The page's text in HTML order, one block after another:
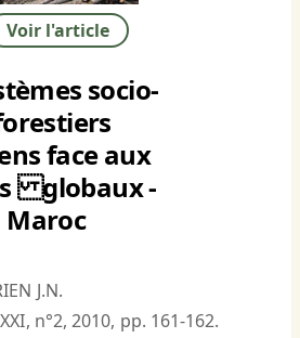
Voir l'article
socio-
face aux
globaux -
Maroc
J.N.
n°2, 2010, pp. 161-162.